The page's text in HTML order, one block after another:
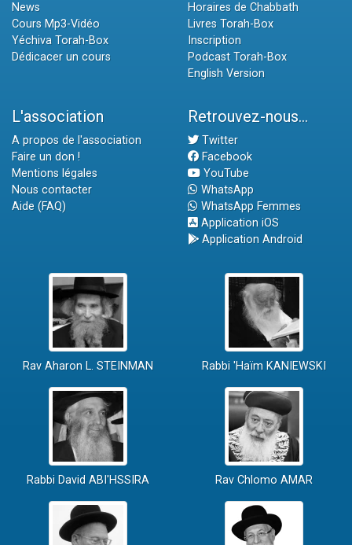
News
Cours Mp3-Vidéo
Yéchiva Torah-Box
Dédicacer un cours
Horaires de Chabbath
Livres Torah-Box
Inscription
Podcast Torah-Box
English Version
L'association
A propos de l'association
Faire un don !
Mentions légales
Nous contacter
Aide (FAQ)
Retrouvez-nous...
Twitter
Facebook
YouTube
WhatsApp
WhatsApp Femmes
Application iOS
Application Android
Rav Aharon L. STEINMAN Rabbi 'Haïm KANIEWSKI
Rabbi David ABI'HSSIRA Rav Chlomo AMAR